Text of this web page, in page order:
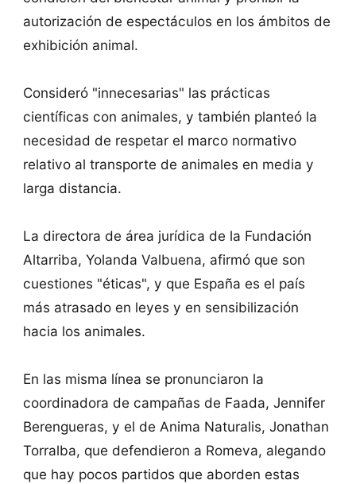
autorización de espectáculos en los ámbitos de
exhibición animal.
Consideró "innecesarias" las prácticas
científicas con animales, y también planteó la
necesidad de respetar el marco normativo
relativo al transporte de animales en media y
larga distancia.
La directora de área jurídica de la Fundación
Altarriba, Yolanda Valbuena, afirmó que son
cuestiones "éticas", y que España es el país
más atrasado en leyes y en sensibilización
hacia los animales.
En las misma línea se pronunciaron la
coordinadora de campañas de Faada, Jennifer
Berengueras, y el de Anima Naturalis, Jonathan
Torralba, que defendieron a Romeva, alegando
que hay pocos partidos que aborden estas